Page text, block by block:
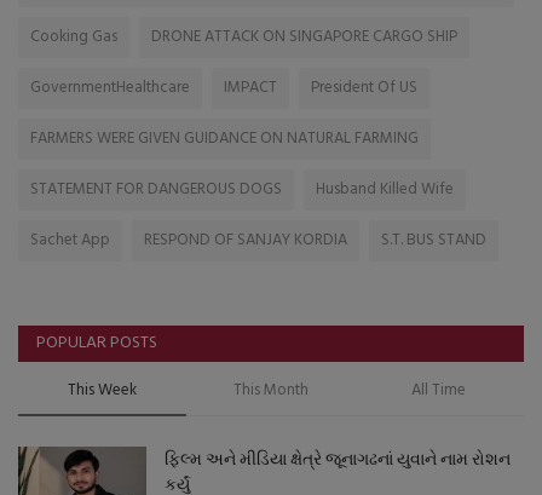
Cooking Gas
DRONE ATTACK ON SINGAPORE CARGO SHIP
GovernmentHealthcare
IMPACT
President Of US
FARMERS WERE GIVEN GUIDANCE ON NATURAL FARMING
STATEMENT FOR DANGEROUS DOGS
Husband Killed Wife
Sachet App
RESPOND OF SANJAY KORDIA S.T. BUS STAND
POPULAR POSTS
This Week This Month All Time
ફિલ્મ અને મીડિયા ક્ષેત્રે જૂનાગઢનાં યુવાને નામ રોશન
કર્યું